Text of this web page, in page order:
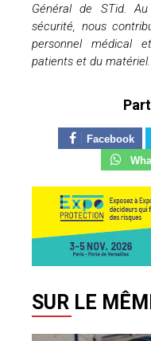
Général de STid.
sécurité, nous
personnel médical
patients et du matériel.
Facebook
SUR LE